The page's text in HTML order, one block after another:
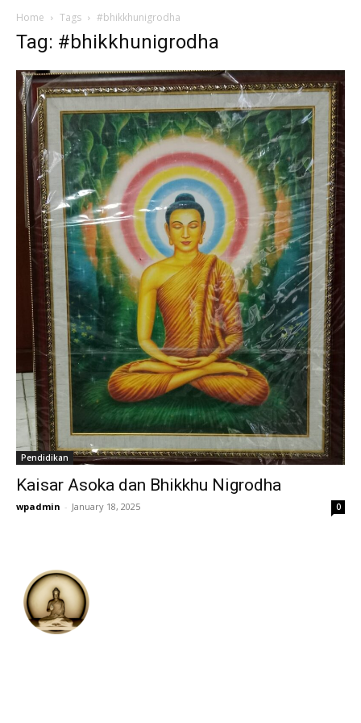
Home Tags #bhikkhunigrodha
Tag: #bhikkhunigrodha
Pendidikan
Kaisar Asoka dan Bhikkhu Nigrodha
wpadmin - January 18, 2025 0